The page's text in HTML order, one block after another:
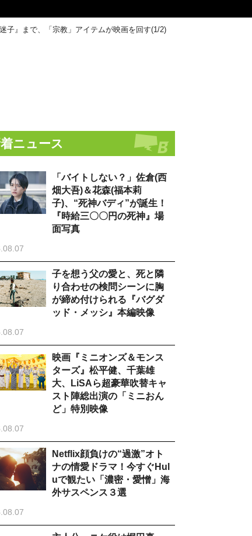
子』まで、「宗教」アイテムが映画を回す(1/2)
ニュース
「バイトしない？」佐倉(西
畑大吾)＆花森(福本莉
子)、“死神バディ”が誕生！
『時給三〇〇円の死神』場
面写真
子を想う父の愛と、死と隣
り合わせの検問シーンに胸
が締め付けられる『バグダ
ッド・メッシ』本編映像
映画『ミニオンズ＆モンス
ターズ』松平健、千葉雄
大、LiSAら超豪華吹替キャ
スト陣総出演の「ミニおん
ど」特別映像
Netflix顔負けの“過激”オト
ナの情愛ドラマ！今すぐHul
uで観たい「濃密・愛憎」海
外サスペンス３選